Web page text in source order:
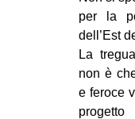
per la
dell’Est
La
non è
e feroce